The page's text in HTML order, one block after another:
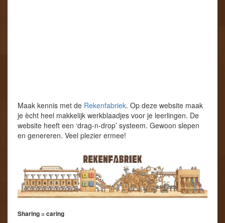
Maak kennis met de Rekenfabriek. Op deze website maak
je ècht heel makkelijk werkblaadjes voor je leerlingen. De
website heeft een ‘drag-n-drop’ systeem. Gewoon slepen
en genereren. Veel plezier ermee!
Sharing = caring